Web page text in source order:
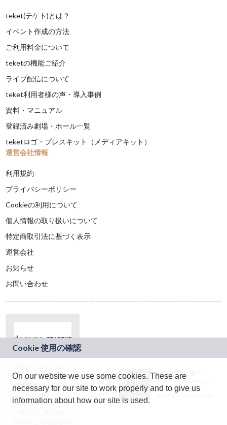
teket(テケト)とは？
イベント作成の方法
ご利用料金について
teketの機能ご紹介
ライブ配信について
teket利用者様の声・導入事例
資料・マニュアル
登録済み劇場・ホール一覧
teketロゴ・プレスキット（メディアキット）
運営会社情報
利用規約
プライバシーポリシー
Cookieの利用について
個人情報の取り扱いについて
特定商取引法に基づく表示
運営会社
お知らせ
お問い合わせ
ドコモグループの新
規事業創出プログラ
ム「docomo
STARTUP」を通じて
JASRAC許諾番号：
9024936001Y45037
JASRAC許諾番号：
On our website we use some cookies. These are
necessary for our site to work properly and to give us
information about how our site is used.